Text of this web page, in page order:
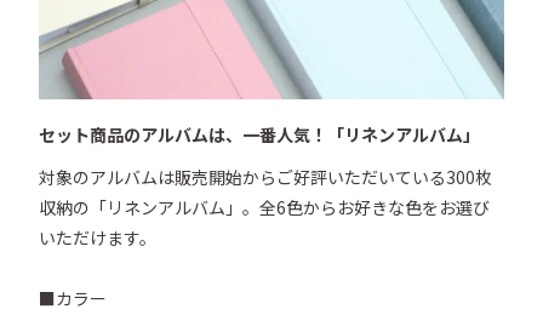
セット商品のアルバムは、一番人気！「リネンアルバム」
対象のアルバムは販売開始からご好評いただいている300枚
収納の「リネンアルバム」。全6色からお好きな色をお選び
いただけます。
■カラー